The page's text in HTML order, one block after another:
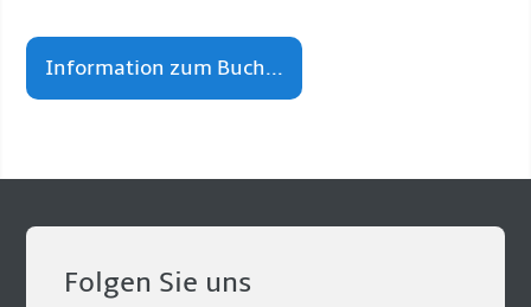
Information zum Buch...
Folgen Sie uns